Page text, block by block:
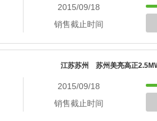
2015/09/18
销售截止时间
江苏苏州 苏州美亮高正
2015/09/18
销售截止时间